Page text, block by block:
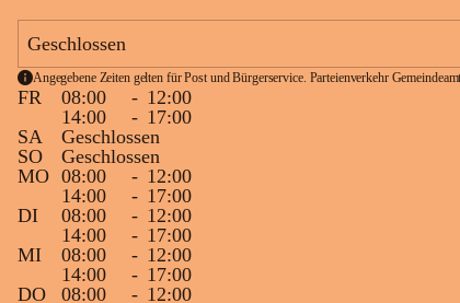
Geschlossen
Angegebene Zeiten gelten für Post und Bürgerservice. Parteienverkehr
FR 08:00 - 12:00
14:00
- 17:00
SA
Geschlossen
SO
Geschlossen
MO 08:00 - 12:00
14:00
- 17:00
DI
08:00 - 12:00
14:00
- 17:00
MI
08:00 - 12:00
14:00
- 17:00
DO
08:00 - 12:00